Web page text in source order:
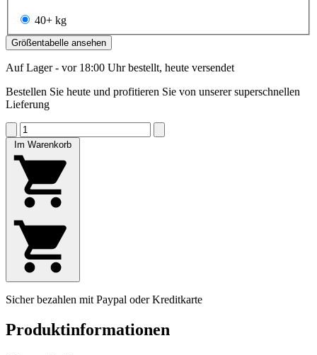
40+ kg
Größentabelle ansehen
Auf Lager - vor 18:00 Uhr bestellt, heute versendet
Bestellen Sie heute und profitieren Sie von unserer superschnellen
Lieferung
Im Warenkorb
Sicher bezahlen mit Paypal oder Kreditkarte
Produktinformationen